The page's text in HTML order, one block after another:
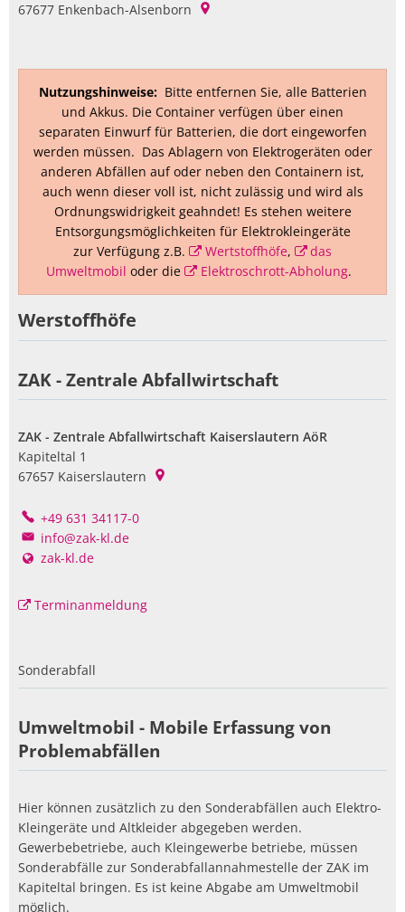
67677 Enkenbach-Alsenborn
Nutzungshinweise: Bitte entfernen Sie, alle Batterien
und Akkus. Die Container verfügen über einen
separaten Einwurf für Batterien, die dort eingeworfen
werden müssen. Das Ablagern von Elektrogeräten oder
anderen Abfällen auf oder neben den Containern ist,
auch wenn dieser voll ist, nicht zulässig und wird als
Ordnungswidrigkeit geahndet! Es stehen weitere
Entsorgungsmöglichkeiten für Elektrokleingeräte
zur Verfügung z.B.
Wertstoffhöfe,
das
Umweltmobil oder die Elektroschrott-Abholung.
Werstoffhöfe
ZAK - Zentrale Abfallwirtschaft
ZAK - Zentrale Abfallwirtschaft Kaiserslautern AöR
Kapiteltal 1
67657 Kaiserslautern
+49 631 34117-0
info@zak-kl.de
zak-kl.de
Terminanmeldung
Sonderabfall
Umweltmobil - Mobile Erfassung von
Problemabfällen
Hier können zusätzlich zu den Sonderabfällen auch Elektro-
Kleingeräte und Altkleider abgegeben werden.
Gewerbebetriebe, auch Kleingewerbe betriebe, müssen
Sonderabfälle zur Sonderabfallannahmestelle der ZAK im
Kapiteltal bringen. Es ist keine Abgabe am Umweltmobil
möglich.